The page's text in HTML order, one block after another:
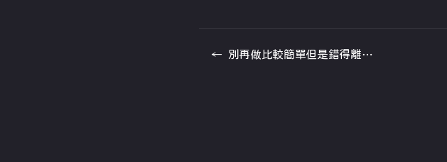
← 別再做比較簡單但是錯得離譜的事情了好嗎？